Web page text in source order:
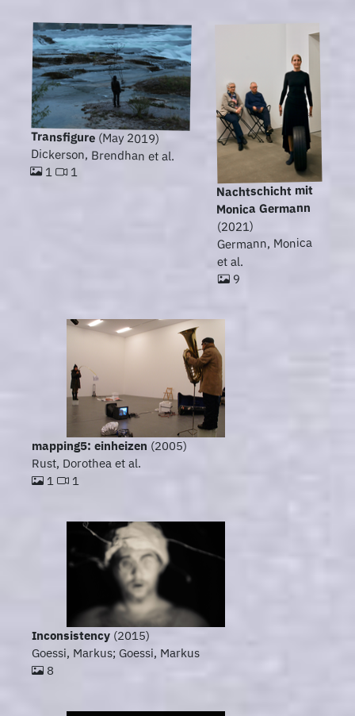
Transfigure (May 2019)
Dickerson, Brendhan et al.
1 1
Nachtschicht mit
Monica Germann
(2021)
Germann, Monica
et al.
9
mapping5: einheizen (2005)
Rust, Dorothea et al.
1
1
Inconsistency (2015)
Goessi, Markus; Goessi, Markus
8